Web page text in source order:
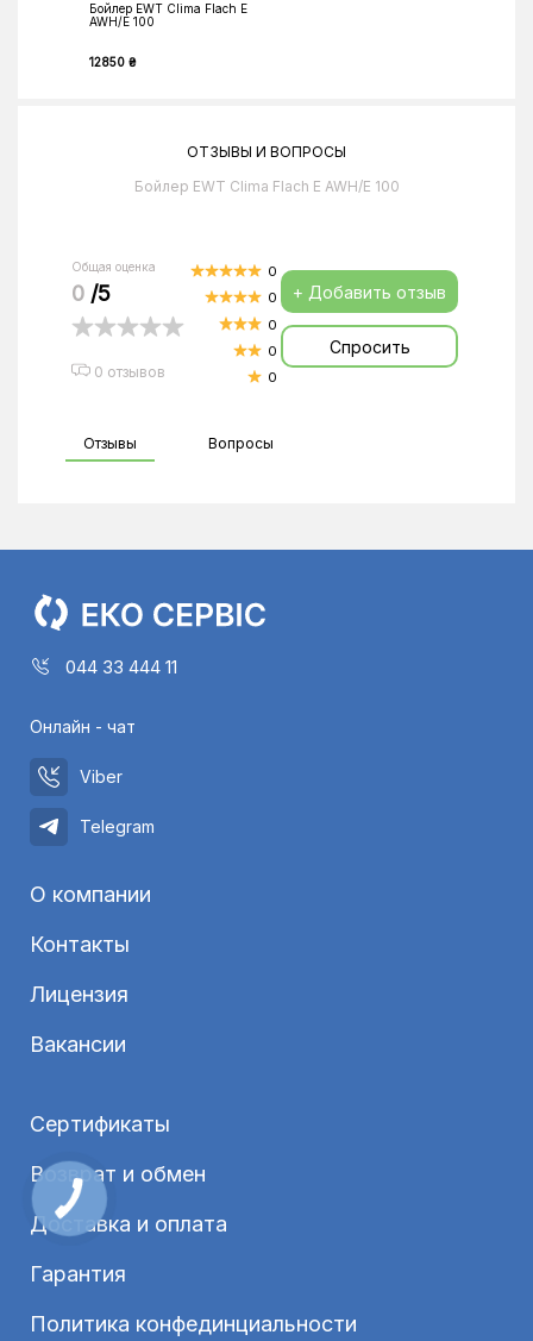
Бойлер EWT Clima Flach E
AWH/E 100
12850 ₴
ОТЗЫВЫ И ВОПРОСЫ
Бойлер EWT Clima Flach E AWH/E 100
Общая оценка
0 /5
0 отзывов
0
0
0
0
0
+ Добавить отзыв
Спросить
Отзывы Вопросы
044 33 444 11
Онлайн - чат
Viber
Telegram
О компании
Контакты
Лицензия
Вакансии
Сертификаты
Возврат и обмен
Доставка и оплата
Гарантия
Политика конфединциальности